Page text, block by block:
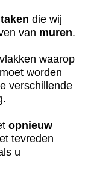
taken die wij
van muren.
waarop
worden
verschillende
opnieuw
tevreden
u